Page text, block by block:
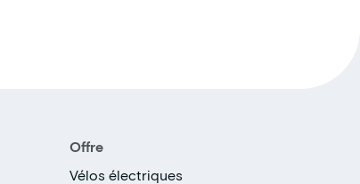
Offre
Vélos électriques